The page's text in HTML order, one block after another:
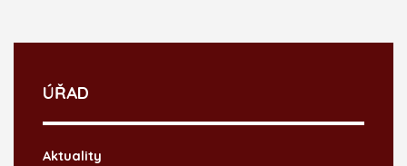
ÚŘAD
Aktuality